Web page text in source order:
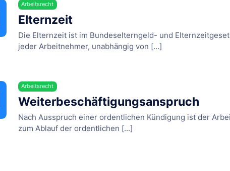
Arbeitsrecht
Elternzeit
Die Elternzeit ist im Bundeselterngeld- und
jeder Arbeitnehmer, unabhängig von [...]
Arbeitsrecht
Weiterbeschäftigungsanspruch
Nach Ausspruch einer ordentlichen Kündigung ist der
zum Ablauf der ordentlichen [...]